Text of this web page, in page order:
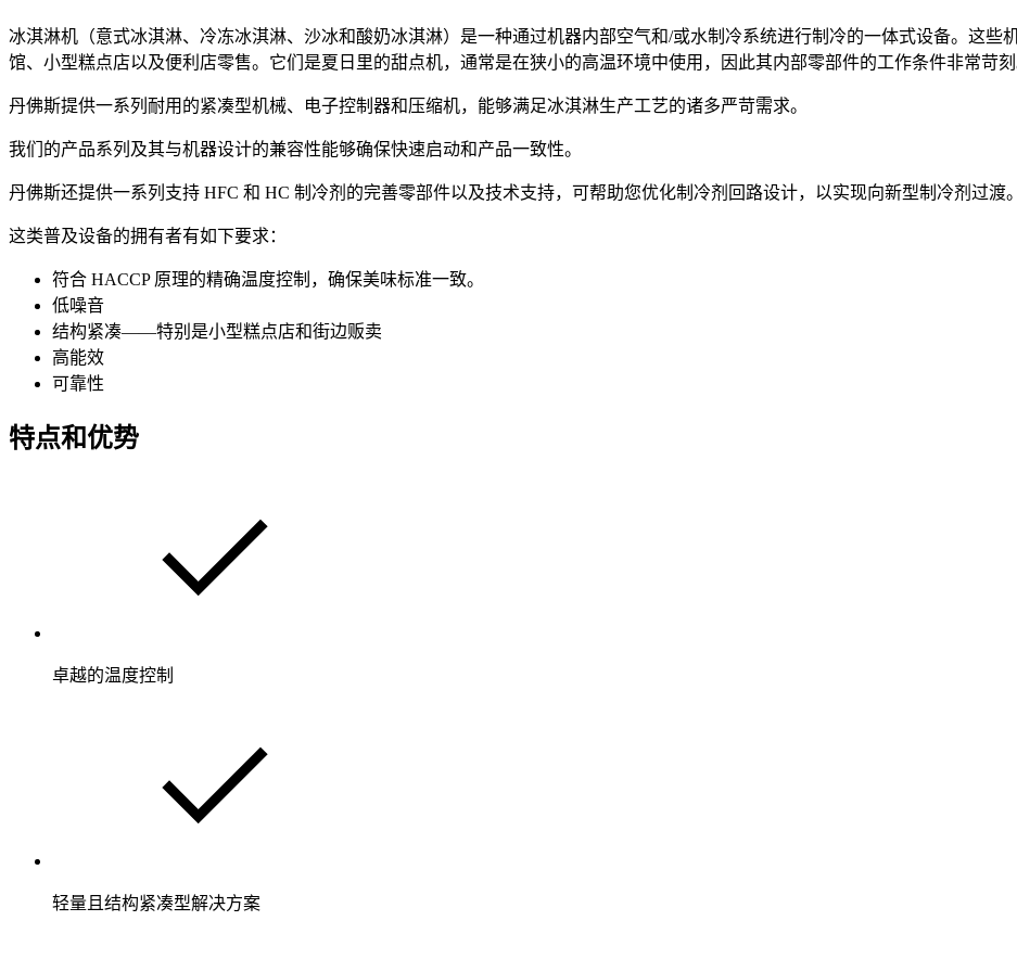
冰淇淋机（意式冰淇淋、冷冻冰淇淋、沙冰和酸奶冰淇淋）是一种通过机器内部空气和/或水制冷系统进行制冷的一体式设备。这些
馆、小型糕点店以及便利店零售。它们是夏日里的甜点机，通常是在狭小的高温环境中使用，因此其内部零部件的工作条件非常苛刻
丹佛斯提供一系列耐用的紧凑型机械、电子控制器和压缩机，能够满足冰淇淋生产工艺的诸多严苛需求。
我们的产品系列及其与机器设计的兼容性能够确保快速启动和产品一致性。
丹佛斯还提供一系列支持 HFC 和 HC 制冷剂的完善零部件以及技术支持，可帮助您优化制冷剂回路设计，以实现向新型制冷剂过渡。
这类普及设备的拥有者有如下要求：
符合 HACCP 原理的精确温度控制，确保美味标准一致。
低噪音
结构紧凑——特别是小型糕点店和街边贩卖
高能效
可靠性
特点和优势
卓越的温度控制
轻量且结构紧凑型解决方案